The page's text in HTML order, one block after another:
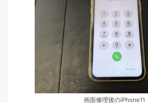
画面修理後のiPhone11